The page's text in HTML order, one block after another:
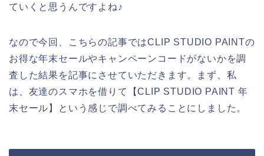
ていくと思うんですよね♪
なので今回、こちらの記事ではCLIP STUDIO PAINTの
お得な年末セールやキャンペーンコードがないかを調
査した結果を記事にさせていただきます。まず、私
は、友達のスマホを借りて【CLIP STUDIO PAINT 年
末セール】という感じで調べてみることにしました。